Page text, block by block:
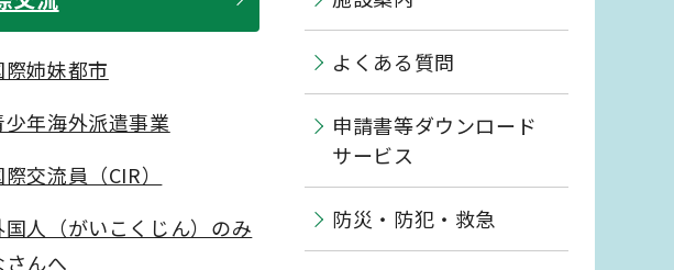
際姉妹都市
少年海外派遣事業
際交流員（CIR）
国人（がいこくじん）のみ
さんへ
よくある質問
申請書等ダウンロード
サービス
防災・防犯・救急